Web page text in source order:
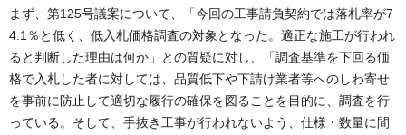
まず、第125号議案について、「今回の工事請負契約では落札率が7
4.1％と低く、低入札価格調査の対象となった。適正な施工が行われ
ると判断した理由は何か」との質疑に対し、「調査基準を下回る価
格で入札した者に対しては、品質低下や下請け業者等へのしわ寄せ
を事前に防止して適切な履行の確保を図ることを目的に、調査を行
っている。そして、手抜き工事が行われないよう、仕様・数量に間